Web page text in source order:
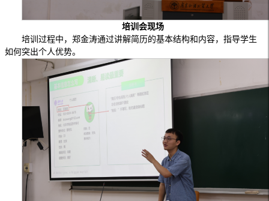
培训会现场
培训过程中，郑金涛通过讲解简历的基本结构和内容，指导学生
如何突出个人优势。